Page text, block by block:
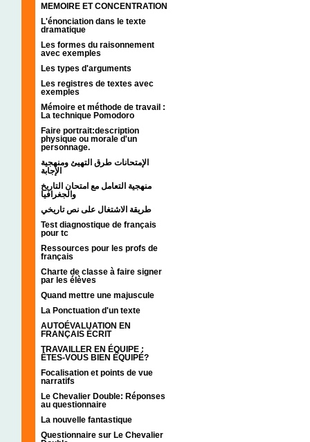
MEMOIRE ET CONCENTRATION
L'énonciation dans le texte
dramatique
Les formes du raisonnement
avec exemples
Les types d'arguments
Les registres de textes avec
exemples
Mémoire et méthode de travail :
La technique Pomodoro
Faire portrait:description
physique ou morale d'un
personnage.
الإمتحانات طرق التهيئ ومنهجية
الإجابة
منهجية التعامل مع امتحان التاريخ
والجغرافيا
طريقة الاشتغال على نص تاريخي
Test diagnostique de français
pour tc
Ressources pour les profs de
français
Charte de classe à faire signer
par les élèves
Quand mettre une majuscule
La Ponctuation d'un texte
AUTOÉVALUATION EN
FRANÇAIS ÉCRIT
TRAVAILLER EN ÉQUIPE :
ÊTES-VOUS BIEN ÉQUIPÉ?
Focalisation et points de vue
narratifs
Le Chevalier Double: Réponses
au questionnaire
La nouvelle fantastique
Questionnaire sur Le Chevalier